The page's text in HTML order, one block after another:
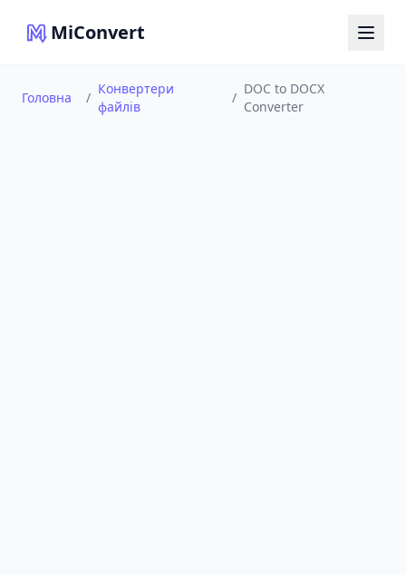
MiConvert
Головна /
Конвертери
файлів
/
DOC to DOCX
Converter